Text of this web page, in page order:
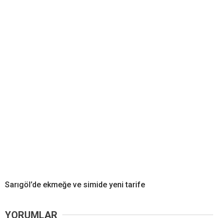
Sarıgöl’de ekmeğe ve simide yeni tarife
YORUMLAR